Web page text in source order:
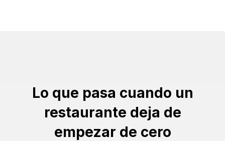
Lo que pasa cuando un
restaurante deja de
empezar de cero